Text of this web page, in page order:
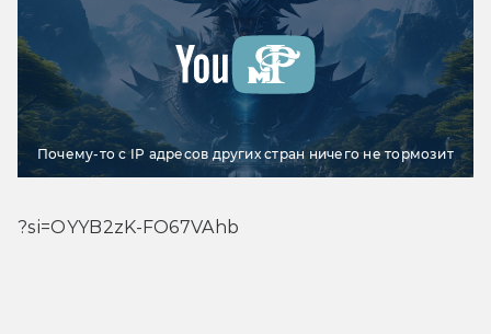
Почему-то с IP адресов других стран ничего не тормозит
?si=OYYB2zK-FO67VAhb